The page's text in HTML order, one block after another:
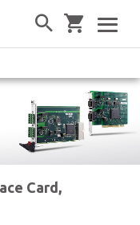
Card,